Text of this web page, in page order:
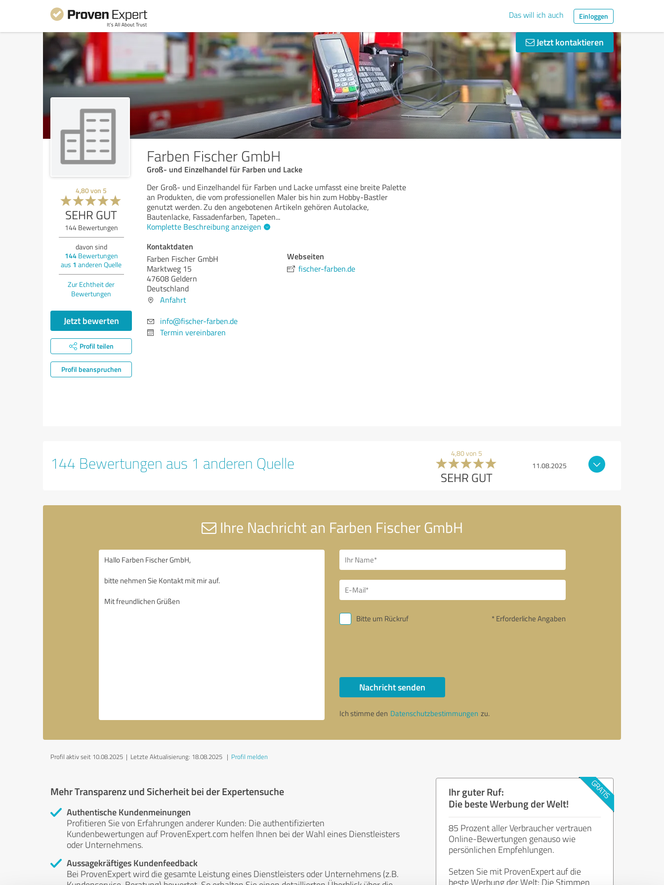
Das will ich auch Einloggen
Jetzt kontaktieren
Farben Fischer GmbH
Groß- und Einzelhandel für Farben und Lacke
4,80von 5
SEHR GUT
144Bewertungen
davon sind
144Bewertungen
aus 1 anderen Quelle
Zur Echtheit der
Bewertungen
Jetzt bewerten
Profil teilen
Profil beanspruchen
Der Groß- und Einzelhandel für Farben und Lacke umfasst eine breite Palette
an Produkten, die vom professionellen Maler bis hin zum Hobby-Bastler
genutzt werden. Zu den angebotenen Artikeln gehören Autolacke,
Bautenlacke, Fassadenfarben, Tapeten...
Komplette Beschreibung anzeigen
Kontaktdaten
Farben Fischer GmbH
Marktweg 15
47608 Geldern
Deutschland
Anfahrt
info@fischer-farben.de
Termin vereinbaren
Webseiten
fischer-farben.de
144 Bewertungen aus 1 anderen Quelle 4,80 von 5
SEHR GUT
11.08.2025
Ihre Nachricht an Farben Fischer GmbH
Bitte um Rückruf * Erforderliche Angaben
Nachricht senden
Ich stimme den Datenschutzbestimmungen zu.
Profil aktiv seit 10.08.2025 | Letzte Aktualisierung: 18.08.2025 | Profil melden
Mehr Transparenz und Sicherheit bei der Expertensuche
Authentische Kundenmeinungen
Profitieren Sie von Erfahrungen anderer Kunden: Die authentifizierten
Kundenbewertungen auf ProvenExpert.com helfen Ihnen bei der Wahl eines Dienstleisters
oder Unternehmens.
Aussagekräftiges Kundenfeedback
Bei ProvenExpert wird die gesamte Leistung eines Dienstleisters oder Unternehmens (z.B.
Ihr guter Ruf:
Die beste Werbung der Welt!
85 Prozent aller Verbraucher vertrauen
Online-Bewertungen genauso wie
persönlichen Empfehlungen.
Setzen Sie mit ProvenExpert auf die
beste Werbung der Welt: Die Stimmen